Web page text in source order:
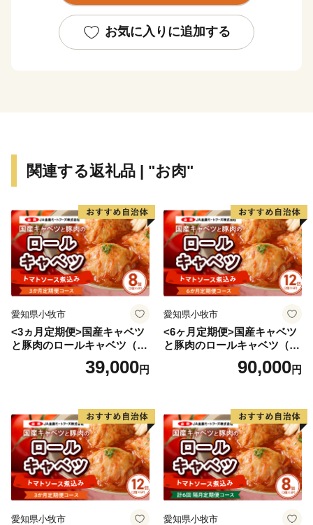
標茶町で非日常を味わいませんか？
お気に入りに追加する
関連する返礼品 | "お肉"
愛知県小牧市
<3ヵ月定期便>国産キャベツ
と豚肉のロールキャベツ（4P
39,000円
愛知県小牧市
<6ヶ月定期便>国産キャベツ
と豚肉のロールキャベツ（6P
90,000円
愛知県小牧市 愛知県小牧市